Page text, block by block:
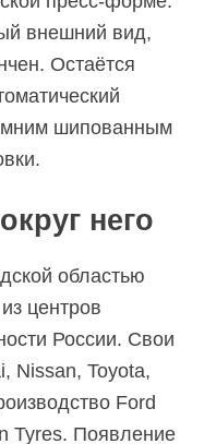
внешний вид,
Остаётся
шипованным
него
областью
центров
России. Свои
Nissan, Toyota,
Ford
Tyres. Появление